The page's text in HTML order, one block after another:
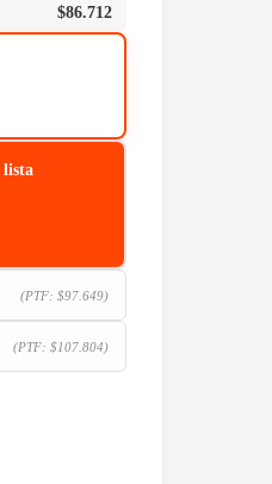
$86.712
lista
(PTF: $97.649)
(PTF: $107.804)